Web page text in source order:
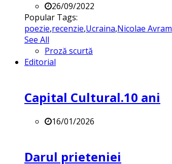
26/09/2022
Popular Tags:
poezie,recenzie,Ucraina,Nicolae Avram
See All
Proză scurtă
Editorial
Capital Cultural.10 ani
16/01/2026
Darul prieteniei